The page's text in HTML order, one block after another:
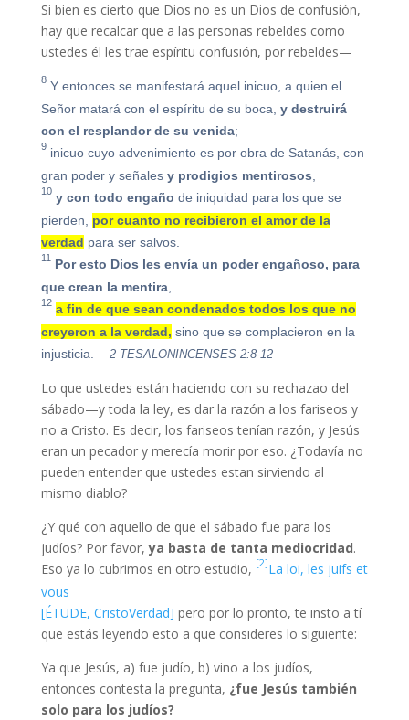
Si bien es cierto que Dios no es un Dios de confusión,
hay que recalcar que a las personas rebeldes como
ustedes él les trae espíritu confusión, por rebeldes—
8Y entonces se manifestará aquel inicuo, a quien el
Señor matará con el espíritu de su boca, y destruirá
con el resplandor de su venida;
9inicuo cuyo advenimiento es por obra de Satanás, con
gran poder y señales y prodigios mentirosos
10 y con todo engaño de iniquidad para los que se
pierden, por cuanto no recibieron el amor de la
verdad para ser salvos.
11 Por esto Dios les envía un poder engañoso, para
que crean la mentira,
12 a fin de que sean condenados todos los que no
creyeron a la verdad, sino que se complacieron en la
injusticia. —2 TESALONINCENSES 2:8-12
Lo que ustedes están haciendo con su rechazao del
sábado—y toda la ley, es dar la razón a los fariseos y
no a Cristo. Es decir, los fariseos tenían razón, y Jesús
eran un pecador y merecía morir por eso. ¿Todavía no
pueden entender que ustedes estan sirviendo al
mismo diablo?
¿Y qué con aquello de que el sábado fue para los
judíos? Por favor,ya basta de tanta mediocridad.
Eso ya lo cubrimos en otro estudio, [2]La loi, les juifs et
vous
[ÉTUDE, CristoVerdad] pero por lo pronto, te insto a tí
que estás leyendo esto a que consideres lo siguiente:
Ya que Jesús, a) fue judío, b) vino a los judíos,
entonces contesta la pregunta, ¿fue Jesús también
solo para los judíos?